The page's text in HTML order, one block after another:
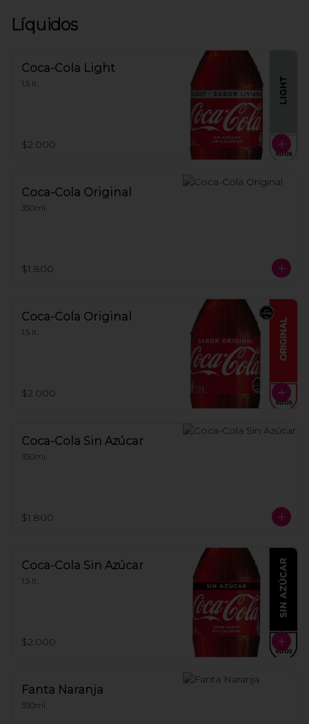
Líquidos
Coca-Cola Light
1.5 lt.
$2.000
Coca-Cola Original
350ml.
$1.800
Coca-Cola Original
1.5 lt.
$2.000
Coca-Cola Sin Azúcar
350ml.
$1.800
Coca-Cola Sin Azúcar
1.5 lt.
$2.000
Fanta Naranja
350ml.